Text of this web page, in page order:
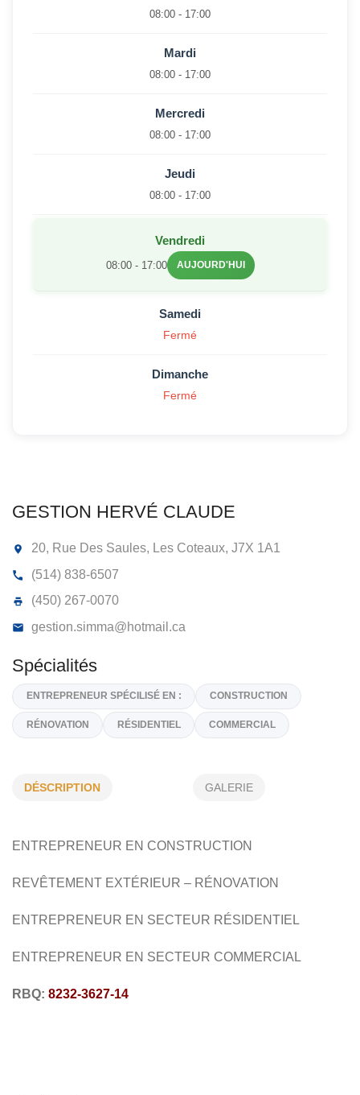
GESTION HERVÉ CLAUDE
20, Rue Des Saules, Les Coteaux,
(514) 838-6507
(450) 267-0070
DÉSCRIPTION GALERIE
ENTREPRENEUR EN CONSTRUCTION
REVÊTEMENT EXTÉRIEUR – RÉNOVATION
ENTREPRENEUR EN SECTEUR RÉSIDENTIEL
ENTREPRENEUR EN SECTEUR COMMERCIAL
RBQ: 8232-3627-14
08:00 - 17:00
Mardi
08:00 - 17:00
Mercredi
08:00 - 17:00
Jeudi
08:00 - 17:00
Vendredi
08:00 - 17:00 AUJOURD'HUI
Samedi
Fermé
Dimanche
Fermé